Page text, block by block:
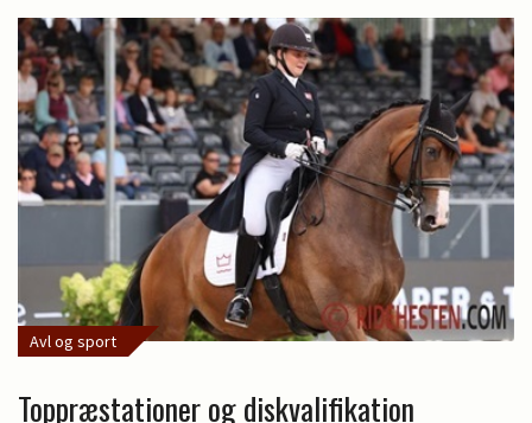
Avl og sport
Toppræstationer og diskvalifikation